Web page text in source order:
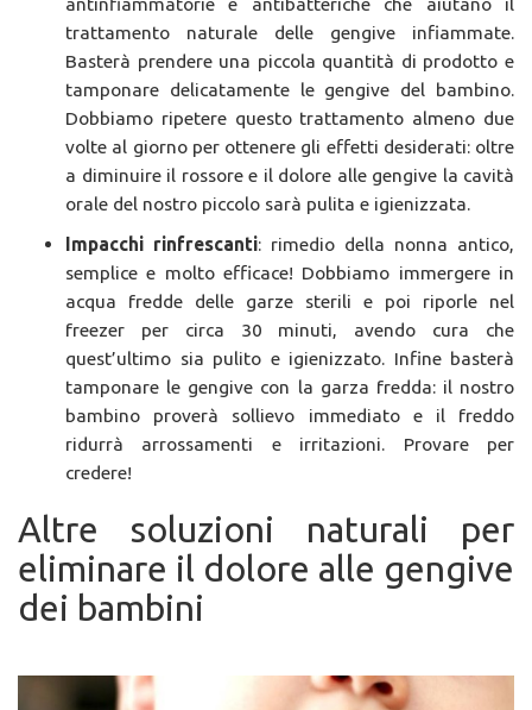
trattamento naturale delle gengive infiammate.
Basterà prendere una piccola quantità di prodotto e
tamponare delicatamente le gengive del bambino.
Dobbiamo ripetere questo trattamento almeno due
volte al giorno per ottenere gli effetti desiderati: oltre
a diminuire il rossore e il dolore alle gengive la cavità
orale del nostro piccolo sarà pulita e igienizzata.
Impacchi rinfrescanti: rimedio della nonna antico,
semplice e molto efficace! Dobbiamo immergere in
acqua fredde delle garze sterili e poi riporle nel
freezer per circa 30 minuti, avendo cura che
quest’ultimo sia pulito e igienizzato. Infine basterà
tamponare le gengive con la garza fredda: il nostro
bambino proverà sollievo immediato e il freddo
ridurrà arrossamenti e irritazioni. Provare per
credere!
Altre soluzioni naturali per
eliminare il dolore alle gengive
dei bambini